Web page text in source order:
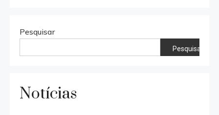
Pesquisar
Pesquisar
Notícias